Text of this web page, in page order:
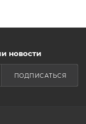
новости
ПОДПИСАТЬСЯ